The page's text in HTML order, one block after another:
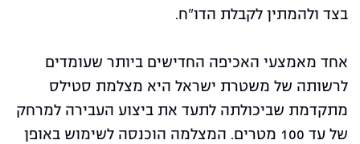
בצד ולהמתין לקבלת הדו"ח.
אחד מאמצעי האכיפה החדישים ביותר שעומדים
לרשותה של משטרת ישראל היא מצלמת סטילס
מתקדמת שביכולתה לתעד את ביצוע העבירה למרחק
של עד 100 מטרים. המצלמה הוכנסה לשימוש באופן